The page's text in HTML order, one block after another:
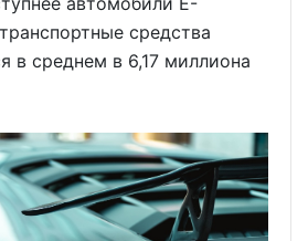
средства
в среднем в 6,17 миллиона